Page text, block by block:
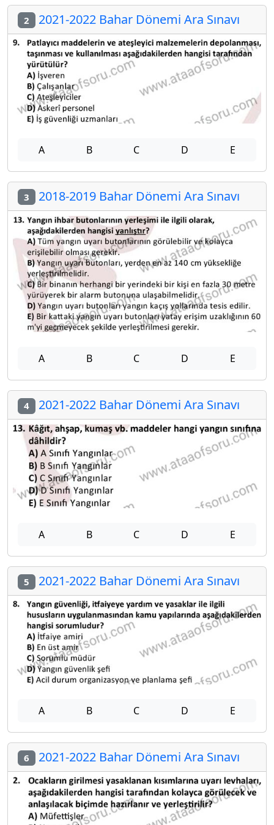
2 2021-2022 Bahar Dönemi Ara Sınavı
A B C D E
3 2018-2019 Bahar Dönemi Ara Sınavı
A B C D E
4 2021-2022 Bahar Dönemi Ara Sınavı
A B C D E
5 2021-2022 Bahar Dönemi Ara Sınavı
A B C D E
6 2021-2022 Bahar Dönemi Ara Sınavı